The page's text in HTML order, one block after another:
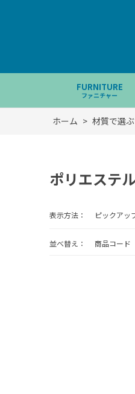
FURNITURE
ファニチャー
ホーム > 材質で選ぶ
ポリエステ
表示方法： ピックアッ
並べ替え： 商品コード